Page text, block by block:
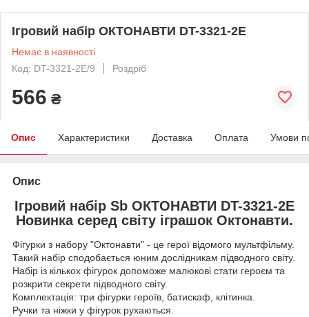
Ігровий набір ОКТОНАВТИ DT-3321-2E
Немає в наявності
Код: DT-3321-2E/9
Роздріб
566 ₴
Опис Характеристики Доставка Оплата Умови
Опис
Ігровий набір Sb ОКТОНАВТИ DT-3321-2E
Новинка серед світу іграшок Октонавти.
Фігурки з набору "Октонавти" - це герої відомого мультфільму.
Такий набір сподобається юним дослідникам підводного світу.
Набір із кількох фігурок допоможе малюкові стати героєм та
розкрити секрети підводного світу.
Комплектація: три фігурки героїв, батискаф, клітинка.
Ручки та ніжки у фігурок рухаються.